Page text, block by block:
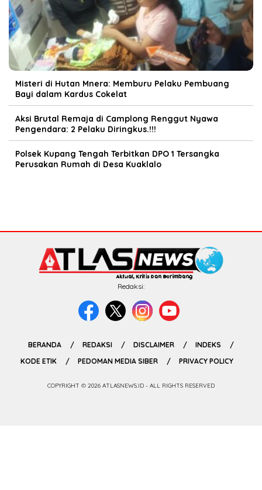
Misteri di Hutan Mnera: Memburu Pelaku Pembuang
Bayi dalam Kardus Cokelat
Aksi Brutal Remaja di Camplong Renggut Nyawa
Pengendara: 2 Pelaku Diringkus.!!!
Polsek Kupang Tengah Terbitkan DPO 1 Tersangka
Perusakan Rumah di Desa Kuaklalo
Redaksi:
BERANDA REDAKSI DISCLAIMER
INDEKS
KODE ETIK
PEDOMAN MEDIA SIBER PRIVACY POLICY
COPYRIGHT © 2026 ATLASNEWS.ID - ALL RIGHTS RESERVED